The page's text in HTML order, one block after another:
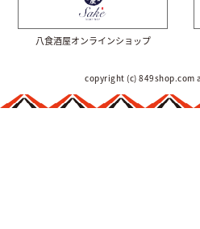
八食酒屋オンラインショップ
copyright (c) 849shop.com